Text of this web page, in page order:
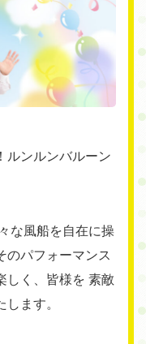
ルンルンバルーン
な風船を自在に操
のパフォーマンス
しく、皆様を 素敵
ます。